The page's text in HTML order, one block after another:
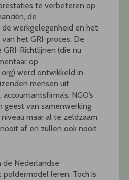
te verbeteren op
de
werkgelegenheid en het
het GRI-proces. De
Richtlijnen (die nu
op
werd ontwikkeld in
mensen uit
NGO’s
geest van samenwerking
maar al te zeldzaam
af en zullen ook nooit
de Nederlandse
leren. Toch is